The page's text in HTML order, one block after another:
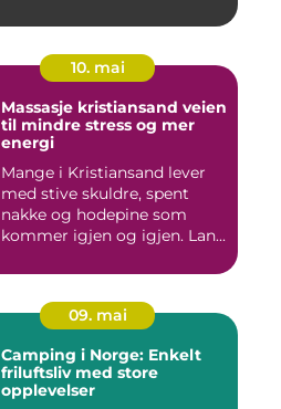
10. mai
Massasje kristiansand veien
til mindre stress og mer
energi
Mange i Kristiansand lever
med stive skuldre, spent
nakke og hodepine som
kommer igjen og igjen. Lan...
09. mai
Camping i Norge: Enkelt
friluftsliv med store
opplevelser